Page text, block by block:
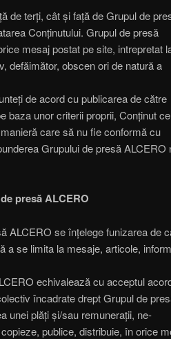
de terți, cât și față de Grupul de
Conținutului. Grupul de presă
mesaj postat pe site, intrepretat
defăimător, obscen ori de natură a
de acord cu publicarea de către
baza unor criterii proprii, Conținut ce
care să nu fie conformă cu
Grupului de presă ALCERO
presă ALCERO
ALCERO se înțelege funizarea de
a se limita la mesaje, articole,
echivalează cu acceptul
încadrate drept Grupul de
unei plăți și/sau remunerații, ne-
publice, distribuie, în orice